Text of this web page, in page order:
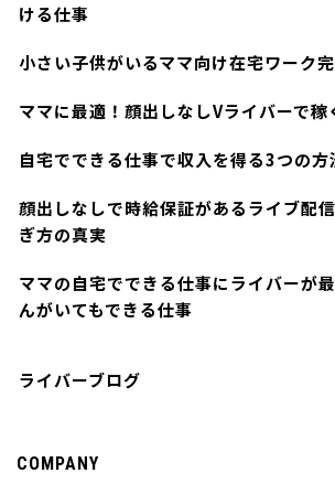
ける仕事
小さい子供がいるママ向け在宅ワーク
ママに最適！顔出しなしVライバーで
自宅でできる仕事で収入を得る3つの方
顔出しなしで時給保証があるライブ配
ぎ方の真実
ママの自宅でできる仕事にライバーが
んがいてもできる仕事
ライバーブログ
COMPANY